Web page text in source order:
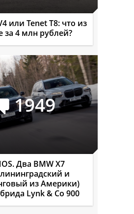
или Tenet T8: что из
за 4 млн рублей?
1949
Два BMW X7
и
из Америки)
Lynk & Co 900